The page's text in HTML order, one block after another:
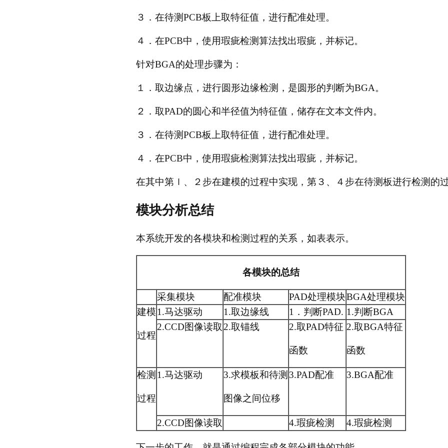
３．在待测PCB板上取特征值，进行配准处理。
４．在PCB中，使用瑕疵检测算法找出瑕疵，并标记。
针对BGA的处理步骤为：
１．取边缘点，进行圆形边缘检测，是圆形的判断为BGA。
２．取PAD的圆心和半径值为特征值，储存在文本文件内。
３．在待测PCB板上取特征值，进行配准处理。
４．在PCB中，使用瑕疵检测算法找出瑕疵，并标记。
在其中第ｌ、２步在建模的过程中实现，第３、４步在待测板进行检测的过
模块分析总结
本系统开发的各模块和检测过程的关系，如表表示。
各模块的总结
采集模块 配准模块 PAD处理模块BGA处理模块
建模
过程
1.马达驱动 1.取边缘线 1．判断PAD. 1.判断BGA
2.CCD图像读取2.取锚线 2.取PAD特征
函数
2.取BGA特征
函数
检测
过程
1.马达驱动 3.求模板和待测
图像之间位移
3.PAD配准 3.BGA配准
2.CCD图像读取 4.瑕疵检测 4.瑕疵检测